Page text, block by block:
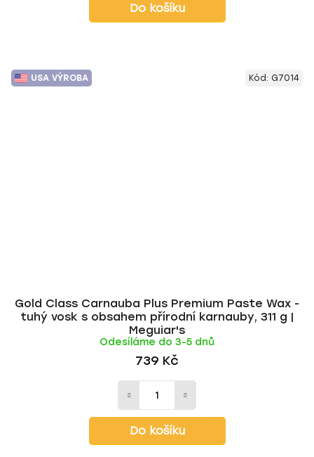
Do košíku
USA VÝROBA
Gold Class Carnauba Plus Premium Paste Wax -
tuhý vosk s obsahem přírodní karnauby, 311 g |
Meguiar's
Odesíláme do 3-5 dnů
739 Kč
Do košíku
Kód: G7014